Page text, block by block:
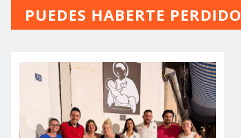
PUEDES HABERTE PERDIDO